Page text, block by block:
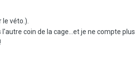
véto.).
coin de la cage...et je ne compte